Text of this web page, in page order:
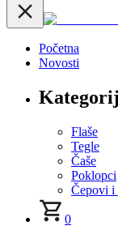
Početna
Novosti
Flaše
Tegle
Čaše
Poklopci
Čepovi i
0